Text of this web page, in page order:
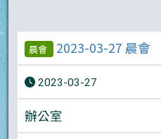
晨會 2023-03-27 晨會
2023-03-27
辦公室